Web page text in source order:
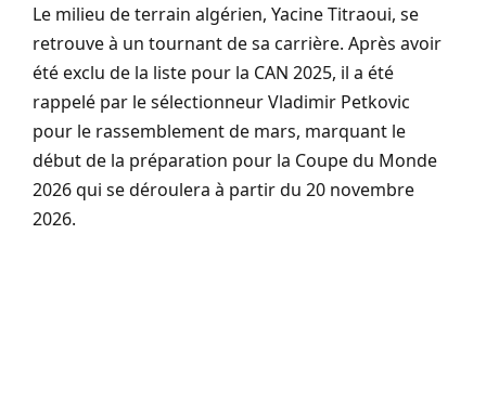
Le milieu de terrain algérien, Yacine Titraoui, se
retrouve à un tournant de sa carrière. Après avoir
été exclu de la liste pour la CAN 2025, il a été
rappelé par le sélectionneur Vladimir Petkovic
pour le rassemblement de mars, marquant le
début de la préparation pour la Coupe du Monde
2026 qui se déroulera à partir du 20 novembre
2026.